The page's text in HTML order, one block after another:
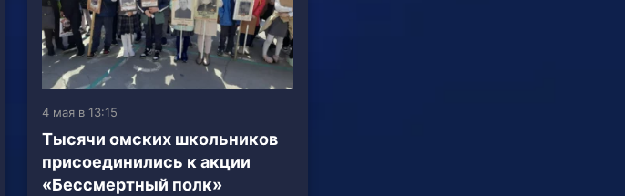
4 мая в 13:15
Тысячи омских школьников
присоединились к акции
«Бессмертный полк»